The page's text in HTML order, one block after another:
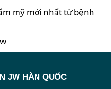
JW HÀN QUỐC